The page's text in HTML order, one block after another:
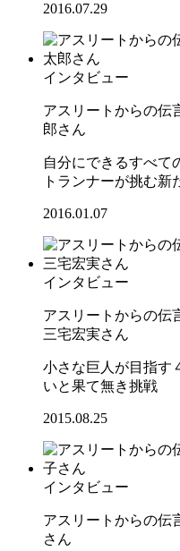
2016.07.29
インタビュー
アスリートからの
郎さん
自分にできるすべて
トランナーが挑む新
2016.01.07
インタビュー
アスリートからの
三宅宏実さん
小さな巨人が目指す
いと果て無き挑戦
2015.08.25
インタビュー
アスリートからの
さん